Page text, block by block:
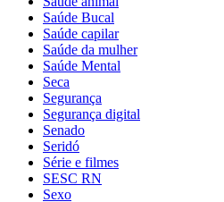
Saúde Bucal
Saúde capilar
Saúde da mulher
Saúde Mental
Seca
Segurança
Segurança digital
Senado
Seridó
Série e filmes
SESC RN
Sexo